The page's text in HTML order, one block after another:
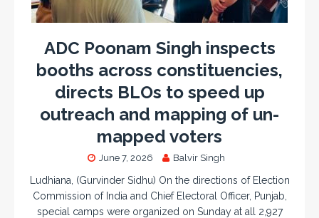
ADC Poonam Singh inspects
booths across constituencies,
directs BLOs to speed up
outreach and mapping of un-
mapped voters
June 7, 2026 Balvir Singh
Ludhiana, (Gurvinder Sidhu) On the directions of Election
Commission of India and Chief Electoral Officer, Punjab,
special camps were organized on Sunday at all 2,927